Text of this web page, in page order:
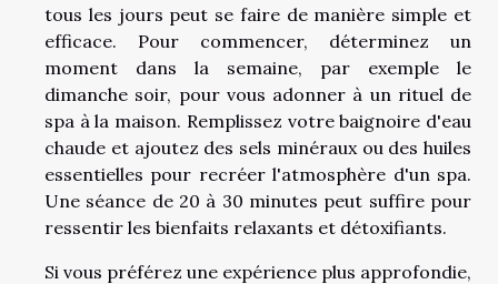
tous les jours peut se faire de manière simple et
efficace. Pour commencer, déterminez un
moment dans la semaine, par exemple le
dimanche soir, pour vous adonner à un rituel de
spa à la maison. Remplissez votre baignoire d'eau
chaude et ajoutez des sels minéraux ou des huiles
essentielles pour recréer l'atmosphère d'un spa.
Une séance de 20 à 30 minutes peut suffire pour
ressentir les bienfaits relaxants et détoxifiants.
Si vous préférez une expérience plus approfondie,